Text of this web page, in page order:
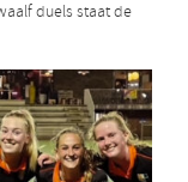
duels staat de